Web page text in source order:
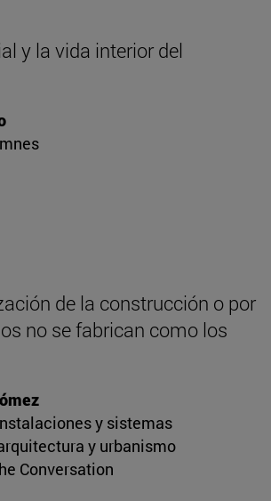
y la vida interior del
de la construcción o por
no se fabrican como los
y sistemas
y urbanismo
Conversation